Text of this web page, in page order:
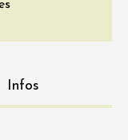
Infos